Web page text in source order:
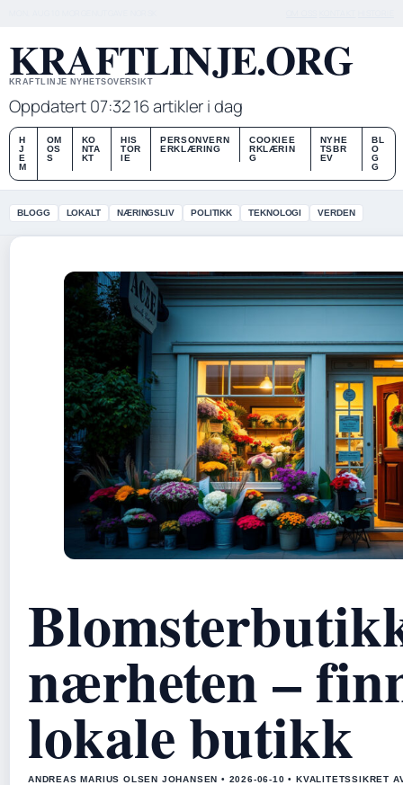
KRAFTLINJE.ORG
KRAFTLINJE NYHETSOVERSIKT
Oppdatert 07:3216 artikler i dag
H
J
E
M
OM
OS
S
KO
NTA
KT
HIS
TOR
IE
PERSONVERN
ERKLÆRING
COOKIEE
RKLÆRIN
G
NYHE
TSBR
EV
BL
O
G
G
BLOGG LOKALT NÆRINGSLIV POLITIKK TEKNOLOGI VERDEN
nærheten –
lokale butikk
ANDREAS MARIUS OLSEN JOHANSEN • 2026-06-10 • KVALITETSSIKRET